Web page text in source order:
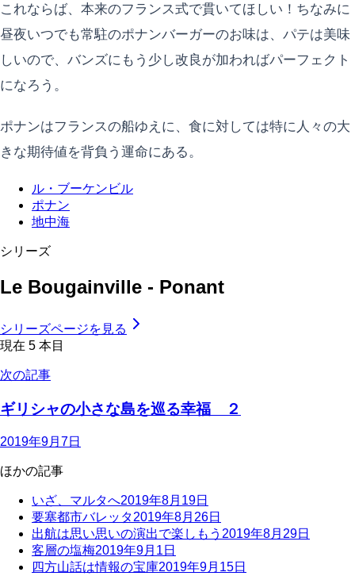
これならば、本来のフランス式で貫いてほしい！ちなみに
昼夜いつでも常駐のポナンバーガーのお味は、パテは美味
しいので、バンズにもう少し改良が加わればパーフェクト
になろう。
ポナンはフランスの船ゆえに、食に対しては特に人々の大
きな期待値を背負う運命にある。
ル・ブーケンビル
ポナン
地中海
シリーズ
Le Bougainville - Ponant
シリーズページを見る
現在 5 本目
次の記事
ギリシャの小さな島を巡る幸福 ２
2019年9月7日
ほかの記事
いざ、マルタへ2019年8月19日
要塞都市バレッタ2019年8月26日
出航は思い思いの演出で楽しもう 2019年8月29日
客層の塩梅2019年9月1日
四方山話は情報の宝庫2019年9月15日